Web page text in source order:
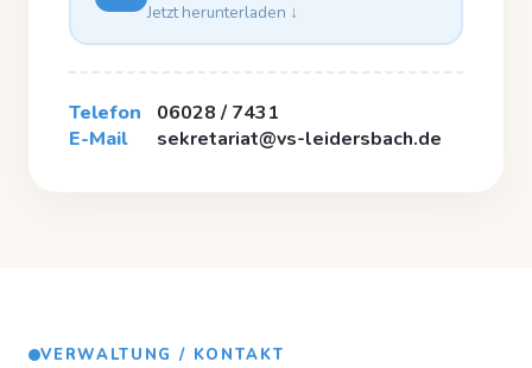
Jetzt herunterladen ↓
Telefon
06028 / 7431
E-Mail
sekretariat@vs-leidersbach.de
VERWALTUNG / KONTAKT